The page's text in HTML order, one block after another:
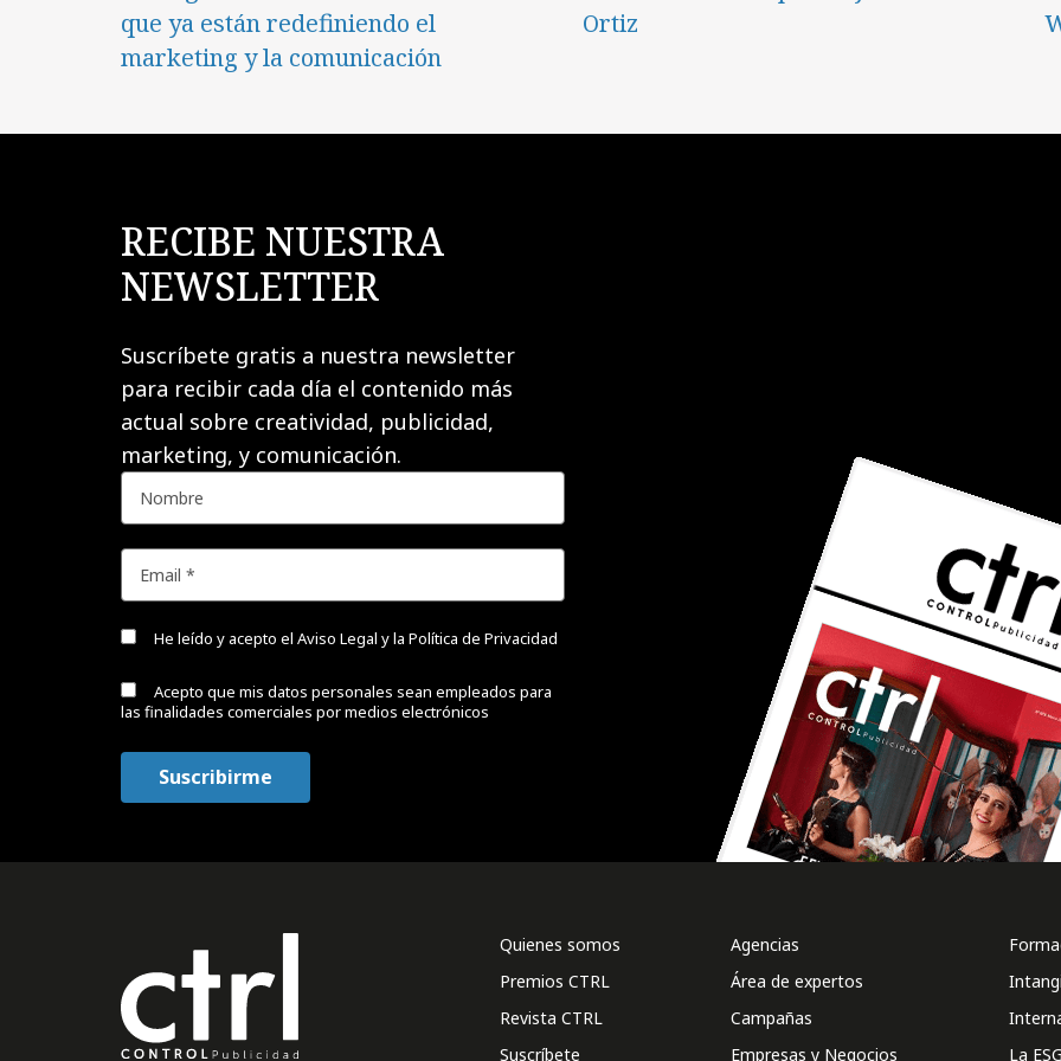
que ya están redefiniendo el
marketing y la comunicación
Ortiz
RECIBE NUESTRA
NEWSLETTER
Suscríbete gratis a nuestra newsletter
para recibir cada día el contenido más
actual sobre creatividad, publicidad,
marketing, y comunicación.
He leído y acepto el Aviso Legal y la Política de Privacidad
Acepto que mis datos personales sean empleados para
las finalidades comerciales por medios electrónicos
Quienes somos
Premios CTRL
Revista CTRL
Suscríbete
Agencias
Área de expertos
Campañas
Empresas y Negocios
La